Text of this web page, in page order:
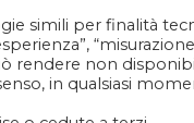
su news,
simili per finalità
rendere non
in qualsiasi
Contattaci